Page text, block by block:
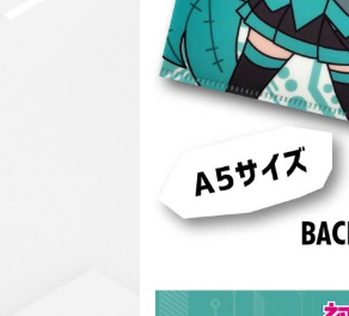
VIEW ALL...
ラバーマスコット